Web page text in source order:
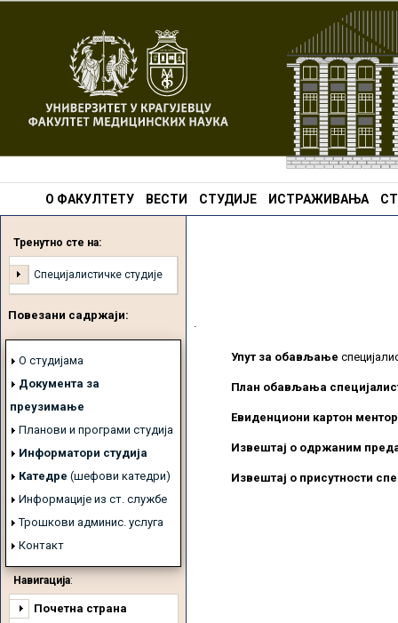
О ФАКУЛТЕТУ ВЕСТИ СТУДИЈЕ ИСТРАЖИВАЊА
Тренутно сте на:
Специјалистичке студије
Повезани садржаји:
О студијама
Документа за
преузимање
Планови и програми студија
Информатори студија
Катедре (шефови катедри)
Информације из ст. службе
Трошкови админис. услуга
Контакт
Навигација:
Почетна страна
.
Упут за обављање
План обављања
Eвиденциони картон
Извештај о одржаним
Извештај о присутности